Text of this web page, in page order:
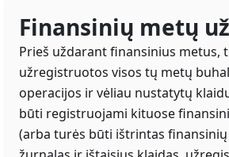
Finansinių metų
Prieš uždarant finansinius metus,
užregistruotos visos tų metų
operacijos ir vėliau nustatytų
būti registruojami kituose
(arba turės būti ištrintas